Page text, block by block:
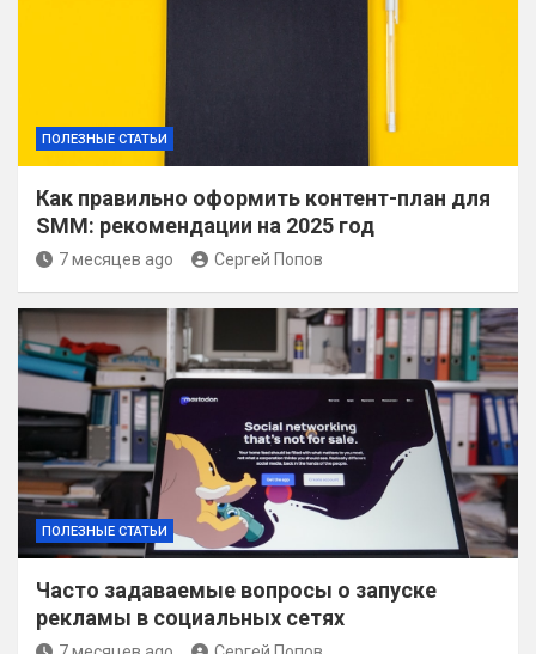
ПОЛЕЗНЫЕ СТАТЬИ
Как правильно оформить контент-план для
SMM: рекомендации на 2025 год
7 месяцев ago Сергей Попов
ПОЛЕЗНЫЕ СТАТЬИ
Часто задаваемые вопросы о запуске
рекламы в социальных сетях